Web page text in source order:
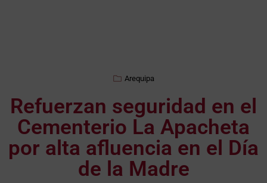
Arequipa
Refuerzan seguridad en el
Cementerio La Apacheta
por alta afluencia en el Día
de la Madre